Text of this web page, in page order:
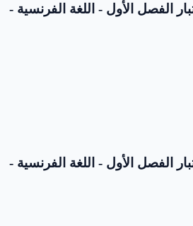
رقم 21 - اختبار الفصل الأول - اللغة الفرنسية -
رقم 20 - اختبار الفصل الأول - اللغة الفرنسية -